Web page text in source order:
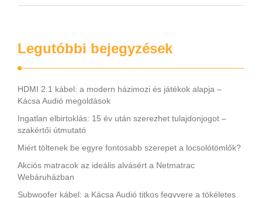
Ha építkezés előtt állsz vagy ipari, mezőgazdasági
Legutóbbi bejegyzések
HDMI 2.1 kábel: a modern házimozi és játékok alapja –
Kácsa Audió megoldások
Ingatlan elbirtoklás: 15 év után szerezhet tulajdonjogot –
szakértői útmutató
Miért töltenek be egyre fontosabb szerepet a locsolótömlők?
Akciós matracok az ideális alvásért a Netmatrac
Webáruházban
Subwoofer kábel: a Kácsa Audió titkos fegyvere a tökéletes